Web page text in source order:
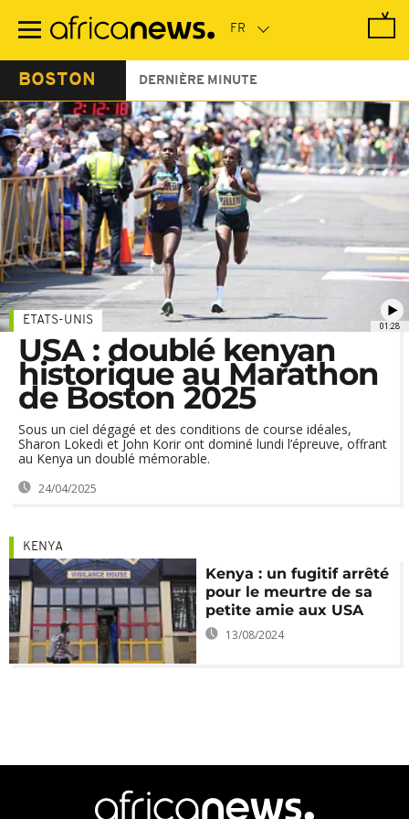
contenu
BOSTON DERNIÈRE MINUTE
01:28
ETATS-UNIS
USA : doublé kenyan
historique au Marathon
de Boston 2025
Sous un ciel dégagé et des conditions de course idéales,
Sharon Lokedi et John Korir ont dominé lundi l’épreuve, offrant
au Kenya un doublé mémorable.
24/04/2025
KENYA
Kenya : un fugitif arrêté
pour le meurtre de sa
petite amie aux USA
13/08/2024